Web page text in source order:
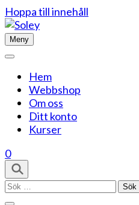
Hoppa till innehåll
Meny
Hem
Webbshop
Om oss
Ditt konto
Kurser
0
Sök